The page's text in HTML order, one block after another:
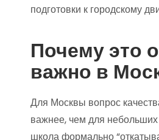
подготовки к городскому
Почему это
важно в
Для Москвы вопрос
важнее, чем для
школа формально